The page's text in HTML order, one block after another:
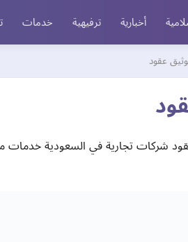
أخبارية ترفيهية خدمات
عقود
شركات تجارية في السعودية خدمات